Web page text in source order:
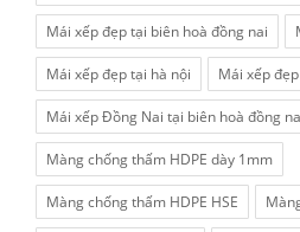
Mái xếp đẹp tại biên hoà đồng nai
Mái xếp đẹp tại hà nội Mái xếp
Mái xếp Đồng Nai tại biên hoà đồng
Màng chống thấm HDPE dày 1mm
Màng chống thấm HDPE HSE